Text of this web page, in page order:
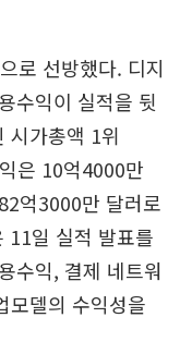
로 선방했다. 디지
수익이 실적을 뒷
시가총액 1위
은 10억4000만
억3000만 달러로
11일 실적 발표를
수익, 결제 네트워
모델의 수익성을